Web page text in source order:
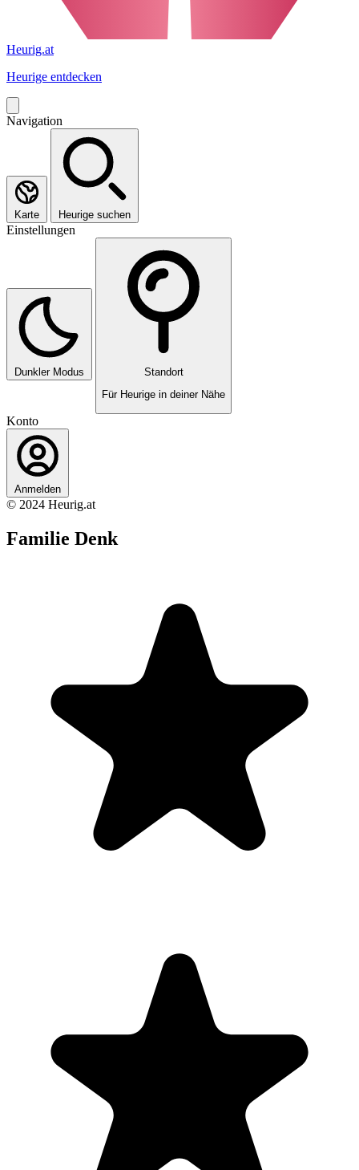
Heurig.at
Heurige entdecken
Navigation
Karte Heurige suchen
Einstellungen
Dunkler Modus
Standort
Für Heurige in deiner Nähe
Konto
Anmelden
© 2024 Heurig.at
Familie Denk